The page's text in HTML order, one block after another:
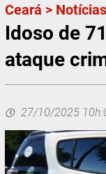
Ceará > Notícias
Idoso de
ataque
27/10/2025